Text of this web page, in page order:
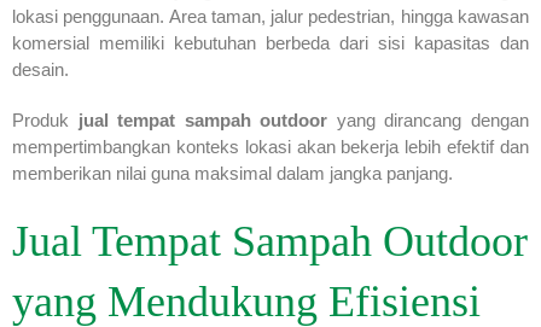
lokasi penggunaan. Area taman, jalur pedestrian, hingga kawasan
komersial memiliki kebutuhan berbeda dari sisi kapasitas dan
desain.
Produk jual tempat sampah outdoor yang dirancang dengan
mempertimbangkan konteks lokasi akan bekerja lebih efektif dan
memberikan nilai guna maksimal dalam jangka panjang.
Jual Tempat Sampah Outdoor
yang Mendukung Efisiensi